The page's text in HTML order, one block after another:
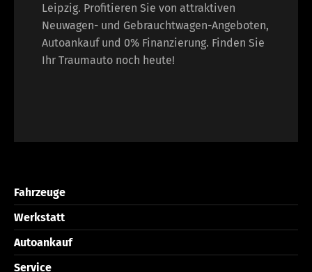
Leipzig. Profitieren Sie von attraktiven
Neuwagen- und Gebrauchtwagen-Angeboten,
Autoankauf und 0% Finanzierung. Finden Sie
Ihr Traumauto noch heute!
Fahrzeuge
Werkstatt
Autoankauf
Service